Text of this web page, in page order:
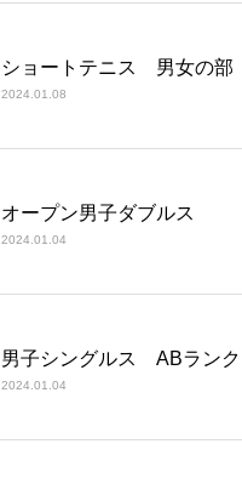
ショートテニス 男女の部
2024.01.08
オープン男子ダブルス
2024.01.04
男子シングルス ABランク
2024.01.04